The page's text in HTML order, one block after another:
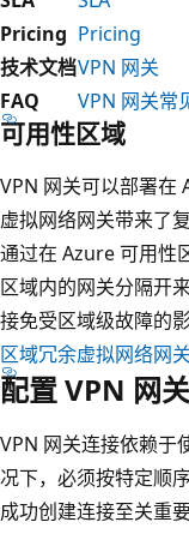
Pricing Pricing
技术文档VPN 网关
FAQ
VPN 网关常
可用性区域
VPN 网关可以部署在
虚拟网络网关带来了
通过在 Azure 可用性
区域内的网关分隔开
接免受区域级故障的
区域冗余虚拟网络网关
配置 VPN 网关
VPN 网关连接依赖于
况下，必须按特定顺
成功创建连接至关重要